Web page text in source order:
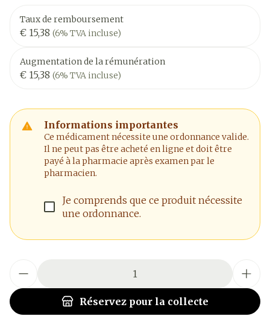
Taux de remboursement
€ 15,38 (6% TVA incluse)
Augmentation de la rémunération
€ 15,38 (6% TVA incluse)
Informations importantes
Ce médicament nécessite une ordonnance valide.
Il ne peut pas être acheté en ligne et doit être
payé à la pharmacie après examen par le
pharmacien.
Je comprends que ce produit nécessite
une ordonnance.
Réservez pour la collecte